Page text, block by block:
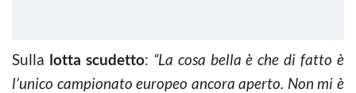
Sulla lotta scudetto: “La cosa bella è che di fatto è
l’unico campionato europeo ancora aperto. Non mi è